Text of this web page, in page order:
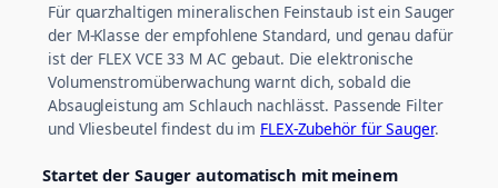
Für quarzhaltigen mineralischen Feinstaub ist ein Sauger
der M-Klasse der empfohlene Standard, und genau dafür
ist der FLEX VCE 33 M AC gebaut. Die elektronische
Volumenstromüberwachung warnt dich, sobald die
Absaugleistung am Schlauch nachlässt. Passende Filter
und Vliesbeutel findest du im FLEX-Zubehör für Sauger.
Startet der Sauger automatisch mit meinem